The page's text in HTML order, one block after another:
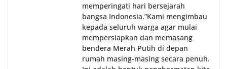
memperingati hari bersejarah
bangsa Indonesia.‎‎”Kami mengimbau
kepada seluruh warga agar mulai
mempersiapkan dan memasang
bendera Merah Putih di depan
rumah masing-masing secara penuh.